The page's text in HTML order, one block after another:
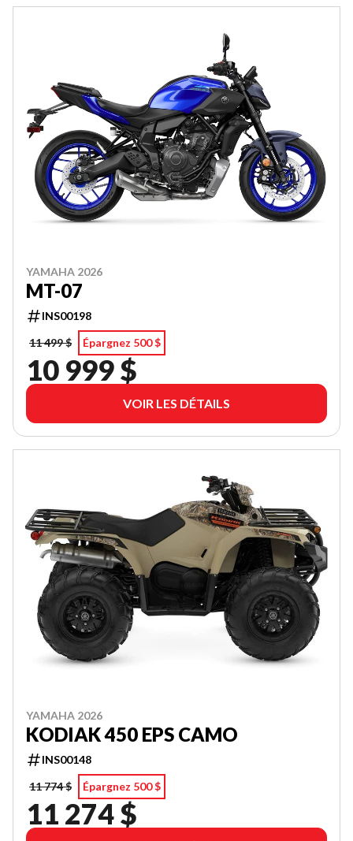
YAMAHA 2026
MT-07
INS00198
11 499 $
Épargnez 500 $
10 999 $
VOIR LES DÉTAILS
YAMAHA 2026
KODIAK 450 EPS CAMO
INS00148
11 774 $
Épargnez 500 $
11 274 $